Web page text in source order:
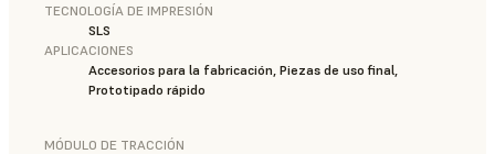
TECNOLOGÍA DE IMPRESIÓN
SLS
APLICACIONES
Accesorios para la fabricación, Piezas de uso final,
Prototipado rápido
MÓDULO DE TRACCIÓN